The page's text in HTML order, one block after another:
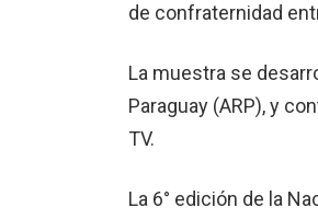
de confraternidad
La muestra se
Paraguay (ARP), y
TV.
La 6° edición de la